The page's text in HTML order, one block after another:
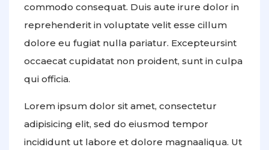
commodo consequat. Duis aute irure dolor in
reprehenderit in voluptate velit esse cillum
dolore eu fugiat nulla pariatur. Excepteursint
occaecat cupidatat non proident, sunt in culpa
qui officia.
Lorem ipsum dolor sit amet, consectetur
adipisicing elit, sed do eiusmod tempor
incididunt ut labore et dolore magnaaliqua. Ut